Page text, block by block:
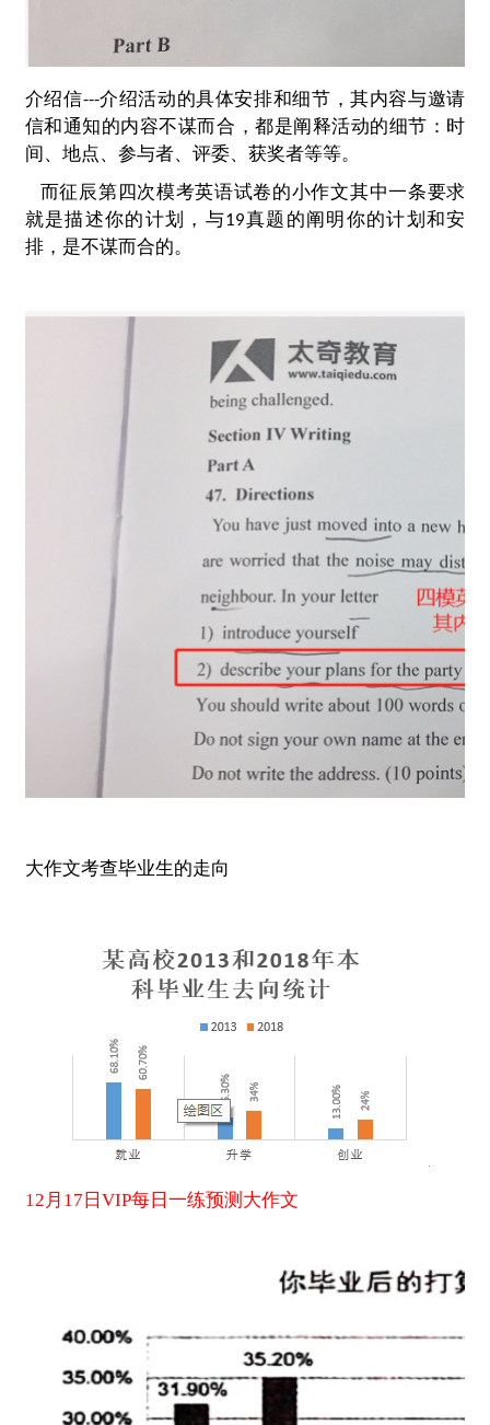
介绍信---介绍活动的具体安排和细节，其内容与邀请
信和通知的内容不谋而合，都是阐释活动的细节：时
间、地点、参与者、评委、获奖者等等。
而征辰第四次模考英语试卷的小作文其中一条要求
就是描述你的计划，与19真题的阐明你的计划和安
排，是不谋而合的。
大作文考查毕业生的走向
12 月 17 日 VIP每日一练预测大作文